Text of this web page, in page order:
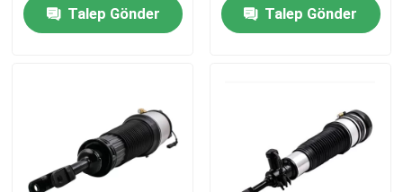
Hakkımızda
Talep Gönder
Talep Gönder